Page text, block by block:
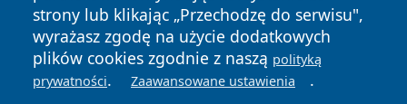
strony lub klikając „Przechodzę do serwisu",
wyrażasz zgodę na użycie dodatkowych
plików cookies zgodnie z naszą polityką
prywatności. Zaawansowane ustawienia .
News Autorzy
Prywatności
Cookies